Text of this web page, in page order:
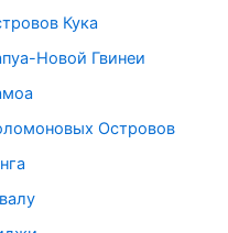
Кука
Новой Гвинеи
Островов